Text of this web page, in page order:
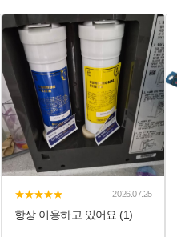
★★★★★ 2026.07.25
항상 이용하고 있어요 (1)